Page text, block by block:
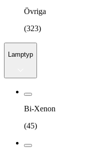
Övriga
(323)
Lamptyp
Bi-Xenon
(45)